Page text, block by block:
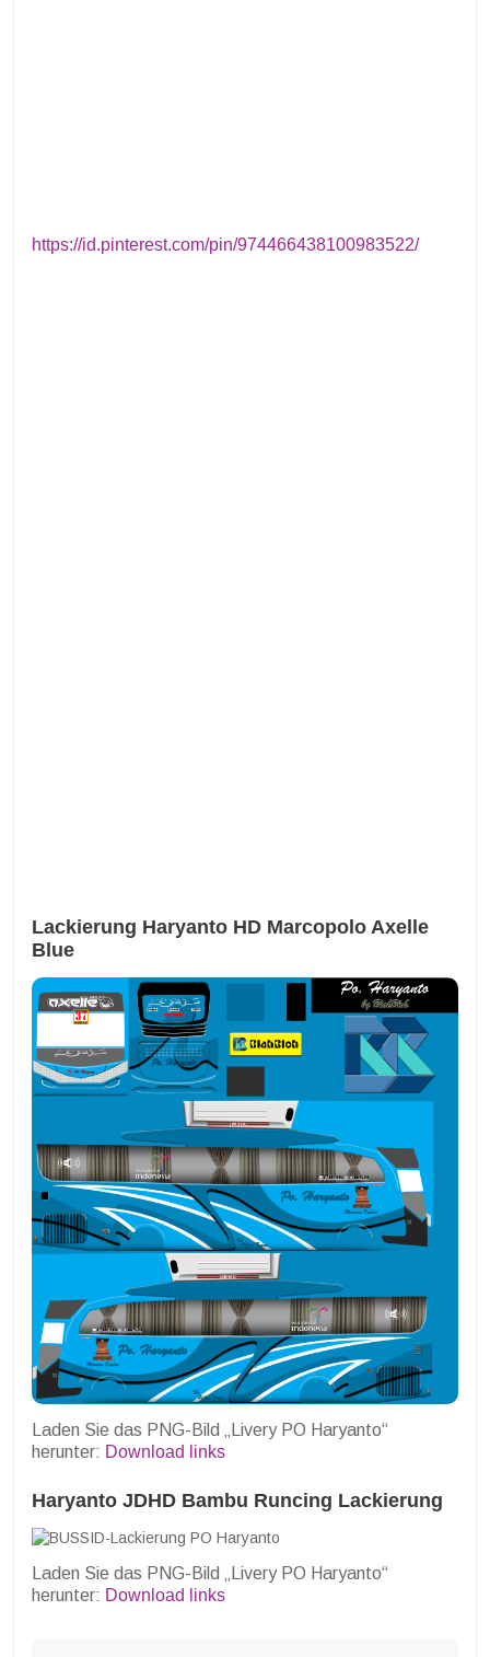
https://id.pinterest.com/pin/974466438100983522/
Lackierung Haryanto HD Marcopolo Axelle
Blue
Laden Sie das PNG-Bild „Livery PO Haryanto“
herunter: Download links
Haryanto JDHD Bambu Runcing Lackierung
Laden Sie das PNG-Bild „Livery PO Haryanto“
herunter: Download links